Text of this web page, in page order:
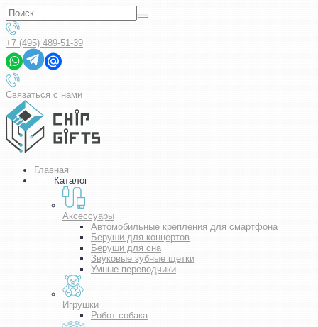
+7 (495) 489-51-39
Связаться с нами
Главная
Каталог
Аксессуары
Автомобильные крепления для смартфона
Беруши для концертов
Беруши для сна
Звуковые зубные щетки
Умные переводчики
Игрушки
Робот-собака